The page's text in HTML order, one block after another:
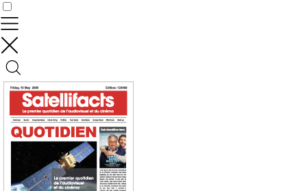
Contrôler vos données